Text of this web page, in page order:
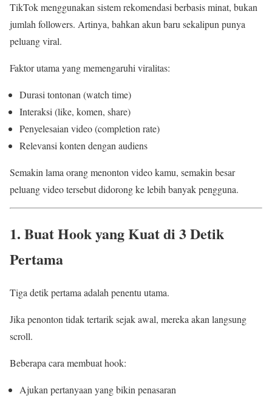
TikTok menggunakan sistem rekomendasi berbasis minat, bukan
jumlah followers. Artinya, bahkan akun baru sekalipun punya
peluang viral.
Faktor utama yang memengaruhi viralitas:
Durasi tontonan (watch time)
Interaksi (like, komen, share)
Penyelesaian video (completion rate)
Relevansi konten dengan audiens
Semakin lama orang menonton video kamu, semakin besar
peluang video tersebut didorong ke lebih banyak pengguna.
1. Buat Hook yang Kuat di 3 Detik
Pertama
Tiga detik pertama adalah penentu utama.
Jika penonton tidak tertarik sejak awal, mereka akan langsung
scroll.
Beberapa cara membuat hook:
Ajukan pertanyaan yang bikin penasaran